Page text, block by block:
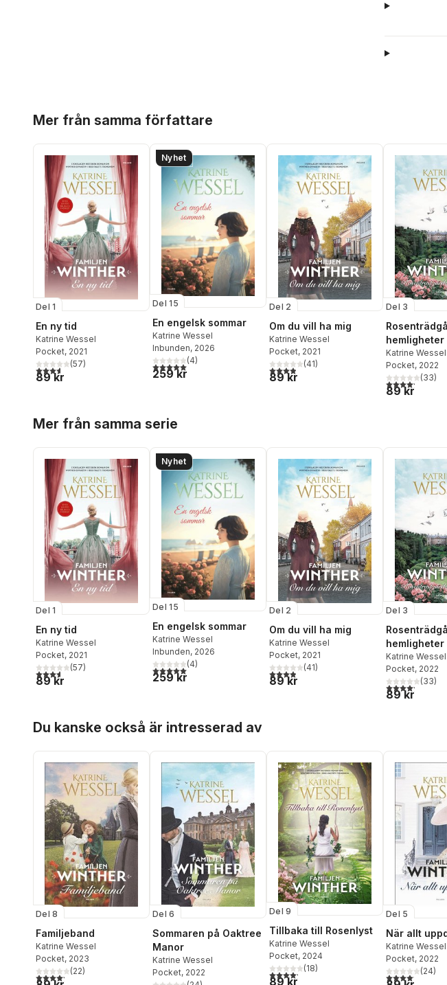
Mer från samma författare
Del 1
En ny tid
Katrine Wessel
Pocket, 2021
3,6utav 5 stjärnor. Totalt antal röster:
(57)
89 kr
Nyhet
Del 15
En engelsk sommar
Katrine Wessel
Inbunden, 2026
5,0utav 5 stjärnor. Totalt antal röster:
(4)
259 kr
Del 2
Om du vill ha mig
Katrine Wessel
Pocket, 2021
3,9utav 5 stjärnor. Totalt antal röster:
(41)
89 kr
Del 3
hemligheter
Katrine Wessel
Pocket, 2022
4,2utav 5(33)
89 kr
Mer från samma serie
Del 1
En ny tid
Katrine Wessel
Pocket, 2021
3,6utav 5 stjärnor. Totalt antal röster:
(57)
89 kr
Nyhet
Del 15
En engelsk sommar
Katrine Wessel
Inbunden, 2026
5,0utav 5 stjärnor. Totalt antal röster:
(4)
259 kr
Del 2
Om du vill ha mig
Katrine Wessel
Pocket, 2021
3,9utav 5 stjärnor. Totalt antal röster:
(41)
89 kr
Del 3
hemligheter
Katrine Wessel
Pocket, 2022
4,2utav 5(33)
89 kr
Du kanske också är intresserad av
Del 8
Familjeband
Katrine Wessel
Pocket, 2023
4,2utav 5 stjärnor. Totalt antal röster:
(22)
Del 6
Sommaren på Oaktree
Manor
Katrine Wessel
Pocket, 2022
Del 9
Tillbaka till Rosenlyst
Katrine Wessel
Pocket, 2024
4,2utav 5 stjärnor. Totalt antal röster:
(18)
89 kr
Del 5
När allt
Katrine Wessel
Pocket, 2022
4,1utav 5(24)